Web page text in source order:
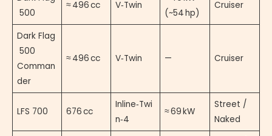
500
≈ 496 cc V‑Twin
(~54 hp)
Cruiser
Dark Flag
500
Comman
der
≈ 496 cc V‑Twin — Cruiser
LFS 700 676 cc
Inline‑Twi
n‑4
≈ 69 kW
Street /
Naked